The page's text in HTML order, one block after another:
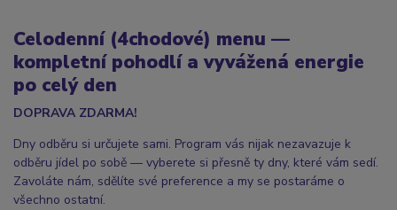
Celodenní (4chodové) menu —
kompletní pohodlí a vyvážená energie
po celý den
DOPRAVA ZDARMA!
Dny odběru si určujete sami. Program vás nijak nezavazuje k
odběru jídel po sobě — vyberete si přesně ty dny, které vám sedí.
Zavoláte nám, sdělíte své preference a my se postaráme o
všechno ostatní.